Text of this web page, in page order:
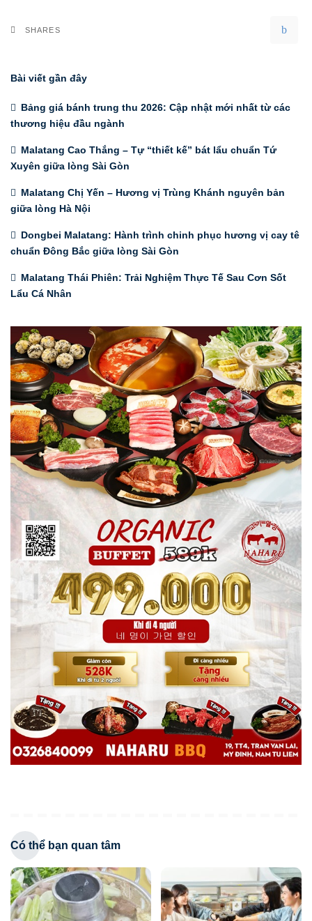
SHARES
Bài viết gần đây
Bảng giá bánh trung thu 2026: Cập nhật mới nhất từ các
thương hiệu đầu ngành
Malatang Cao Thắng – Tự “thiết kế” bát lẩu chuẩn Tứ
Xuyên giữa lòng Sài Gòn
Malatang Chị Yến – Hương vị Trùng Khánh nguyên bản
giữa lòng Hà Nội
Dongbei Malatang: Hành trình chinh phục hương vị cay tê
chuẩn Đông Bắc giữa lòng Sài Gòn
Malatang Thái Phiên: Trải Nghiệm Thực Tế Sau Cơn Sốt
Lẩu Cá Nhân
Có thể bạn quan tâm